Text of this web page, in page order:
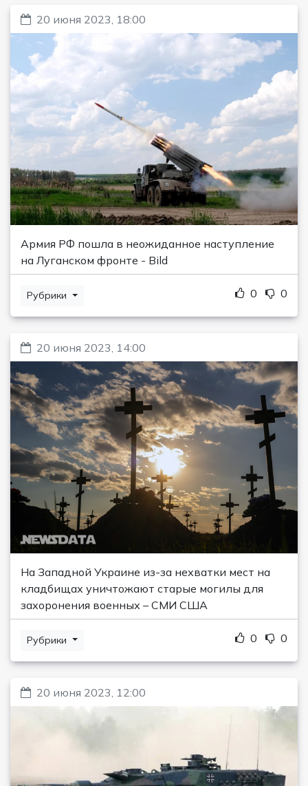
20 июня 2023, 18:00
Армия РФ пошла в неожиданное наступление
на Луганском фронте - Bild
Рубрики 0 0
20 июня 2023, 14:00
На Западной Украине из-за нехватки мест на
кладбищах уничтожают старые могилы для
захоронения военных – СМИ США
Рубрики 0 0
20 июня 2023, 12:00